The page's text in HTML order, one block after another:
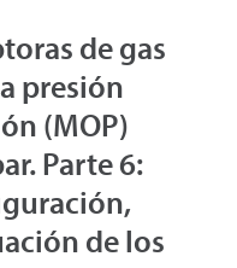
de gas
presión
(MOP)
Parte 6:
de los